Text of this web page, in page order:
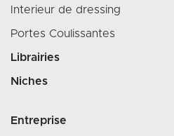
Interieur de dressing
Portes Coulissantes
Librairies
Niches
Entreprise